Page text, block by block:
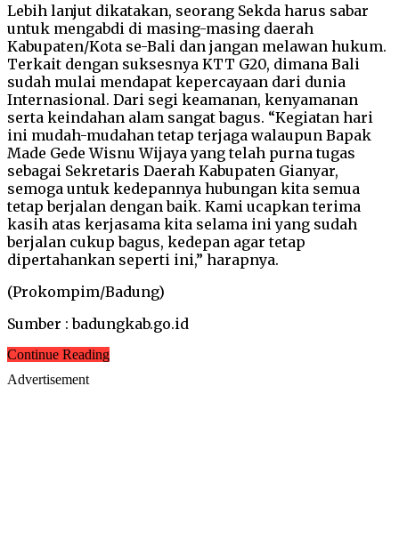
Lebih lanjut dikatakan, seorang Sekda harus sabar
untuk mengabdi di masing-masing daerah
Kabupaten/Kota se-Bali dan jangan melawan hukum.
Terkait dengan suksesnya KTT G20, dimana Bali
sudah mulai mendapat kepercayaan dari dunia
Internasional. Dari segi keamanan, kenyamanan
serta keindahan alam sangat bagus. “Kegiatan hari
ini mudah-mudahan tetap terjaga walaupun Bapak
Made Gede Wisnu Wijaya yang telah purna tugas
sebagai Sekretaris Daerah Kabupaten Gianyar,
semoga untuk kedepannya hubungan kita semua
tetap berjalan dengan baik. Kami ucapkan terima
kasih atas kerjasama kita selama ini yang sudah
berjalan cukup bagus, kedepan agar tetap
dipertahankan seperti ini,” harapnya.
(Prokompim/Badung)
Sumber : badungkab.go.id
Continue Reading
Advertisement